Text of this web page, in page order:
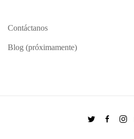
Contáctanos
Blog (próximamente)